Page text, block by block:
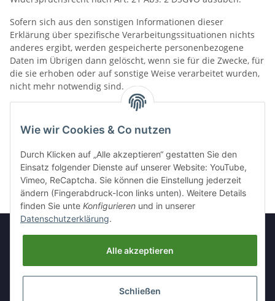
Sofern sich aus den sonstigen Informationen dieser
Erklärung über spezifische Verarbeitungssituationen nichts
anderes ergibt, werden gespeicherte personenbezogene
Daten im Übrigen dann gelöscht, wenn sie für die Zwecke, für
die sie erhoben oder auf sonstige Weise verarbeitet wurden,
nicht mehr notwendig sind.
Stand: 08.08.2026, 04:24:25
Wie wir Cookies & Co nutzen
Durch Klicken auf „Alle akzeptieren“ gestatten Sie den
Einsatz folgender Dienste auf unserer Website: YouTube,
Vimeo, ReCaptcha. Sie können die Einstellung jederzeit
ändern (Fingerabdruck-Icon links unten). Weitere Details
finden Sie unte Konfigurieren und in unserer
Datenschutzerklärung.
Alle akzeptieren
Schließen
Gesetzliche Informationen